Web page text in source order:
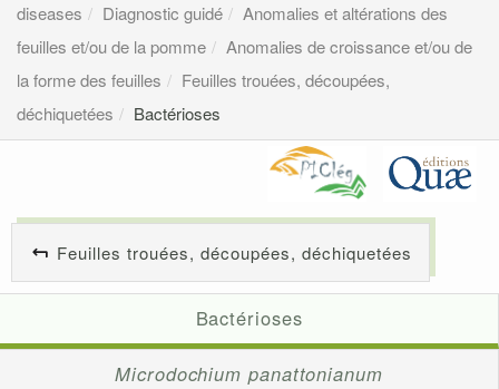
diseases
Diagnostic guidé
Anomalies et altérations des
feuilles et/ou de la pomme
Anomalies de croissance et/ou de
la forme des feuilles
Feuilles trouées, découpées,
déchiquetées
Bactérioses
Feuilles trouées, découpées, déchiquetées
Bactérioses
Microdochium panattonianum